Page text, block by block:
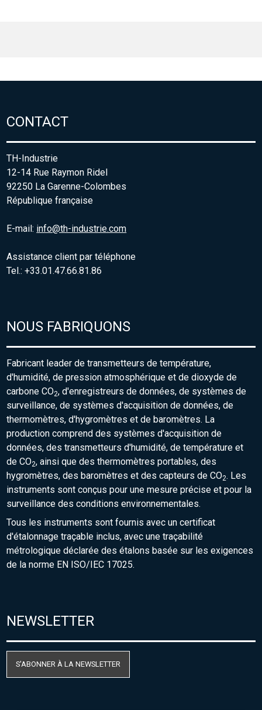
CONTACT
TH-Industrie
12-14 Rue Raymon Ridel
92250 La Garenne-Colombes
République française
E-mail: info@th-industrie.com
Assistance client par téléphone
Tel.: +33.01.47.66.81.86
NOUS FABRIQUONS
Fabricant leader de transmetteurs de température,
d'humidité, de pression atmosphérique et de dioxyde de
carbone CO2, d'enregistreurs de données, de systèmes de
surveillance, de systèmes d'acquisition de données, de
thermomètres, d'hygromètres et de baromètres. La
production comprend des systèmes d'acquisition de
données, des transmetteurs d'humidité, de température et
de CO2, ainsi que des thermomètres portables, des
hygromètres, des baromètres et des capteurs de CO2. Les
instruments sont conçus pour une mesure précise et pour la
surveillance des conditions environnementales.
Tous les instruments sont fournis avec un certificat
d'étalonnage traçable inclus, avec une traçabilité
métrologique déclarée des étalons basée sur les exigences
de la norme EN ISO/IEC 17025.
NEWSLETTER
S'ABONNER À LA NEWSLETTER